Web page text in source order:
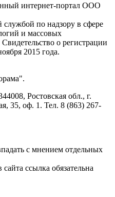
интернет-портал ООО
службой по надзору в сфере
и массовых
о регистрации
2015 года.
Ростовская обл., г.
35, оф. 1. Тел. 8 (863) 267-
с мнением отдельных
ссылка обязательна